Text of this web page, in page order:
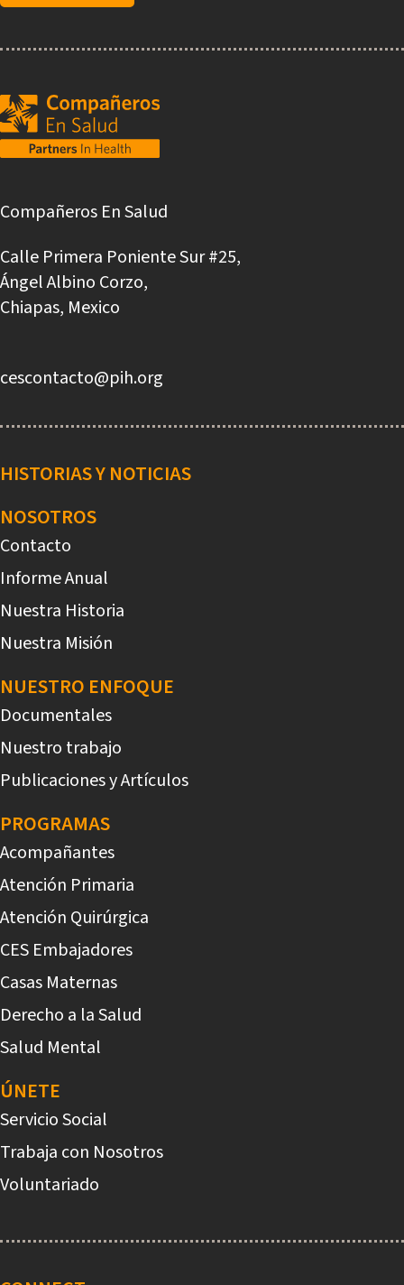
Compañeros En Salud
Calle Primera Poniente Sur #25,
Ángel Albino Corzo,
Chiapas, Mexico
cescontacto@pih.org
Main
navigation
HISTORIAS Y NOTICIAS
NOSOTROS
Contacto
Informe Anual
Nuestra Historia
Nuestra Misión
NUESTRO ENFOQUE
Documentales
Nuestro trabajo
Publicaciones y Artículos
PROGRAMAS
Acompañantes
Atención Primaria
Atención Quirúrgica
CES Embajadores
Casas Maternas
Derecho a la Salud
Salud Mental
ÚNETE
Servicio Social
Trabaja con Nosotros
Voluntariado